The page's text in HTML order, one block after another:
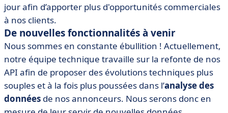
jour afin d’apporter plus d'opportunités commerciales
à nos clients.
De nouvelles fonctionnalités à venir
Nous sommes en constante ébullition ! Actuellement,
notre équipe technique travaille sur la refonte de nos
API afin de proposer des évolutions techniques plus
souples et à la fois plus poussées dans l’analyse des
données de nos annonceurs. Nous serons donc en